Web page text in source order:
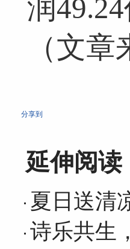
润
（文
分享到
延伸阅读
夏日送清
诗乐共生